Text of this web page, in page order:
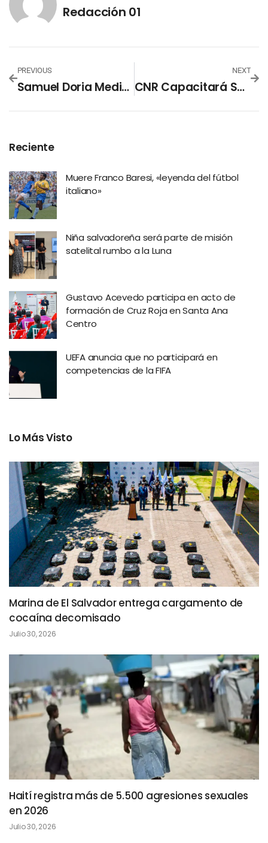
Redacción 01
PREVIOUS
Samuel Doria Medina Llama A La Unidad De Bolivia
NEXT
CNR Capacitará Sobre La Garantía Mobiliaria Ante La Insolvencia
Reciente
Muere Franco Baresi, «leyenda del fútbol
italiano»
Niña salvadoreña será parte de misión
satelital rumbo a la Luna
Gustavo Acevedo participa en acto de
formación de Cruz Roja en Santa Ana
Centro
UEFA anuncia que no participará en
competencias de la FIFA
Lo Más Visto
Marina de El Salvador entrega cargamento de
cocaína decomisado
Julio 30, 2026
Haití registra más de 5.500 agresiones sexuales
en 2026
Julio 30, 2026